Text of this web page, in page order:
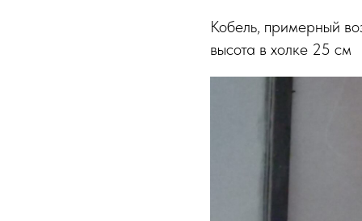
Кобель, примерный
высота в холке 25 см